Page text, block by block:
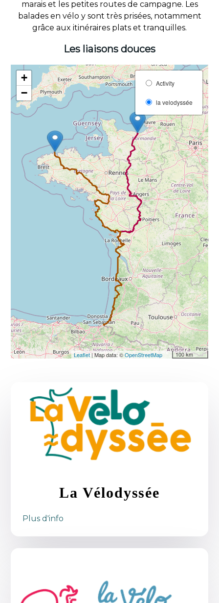
marais et les petites routes de campagne. Les
balades en vélo y sont très prisées, notamment
grâce aux itinéraires plats et tranquilles.
Les liaisons douces
+
−
Activity
la velodyssée
100 km
Leaflet| Map data: ©OpenStreetMap
La Vélodyssée
Plus d'info